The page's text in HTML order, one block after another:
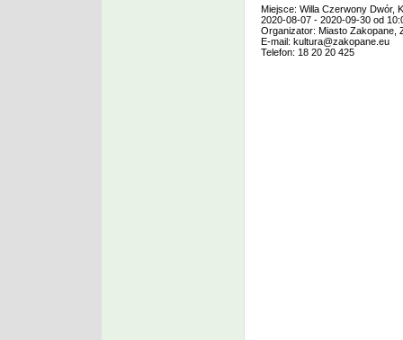
Miejsce: Willa Czerwony Dwór,
2020-08-07 - 2020-09-30 od
Organizator: Miasto Zakopane,
E-mail: kultura@zakopane.eu
Telefon: 18 20 20 425